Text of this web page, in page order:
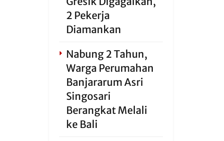
2 Pekerja
Diamankan
Nabung 2 Tahun,
Warga Perumahan
Banjararum Asri
Singosari
Berangkat Melali
ke Bali